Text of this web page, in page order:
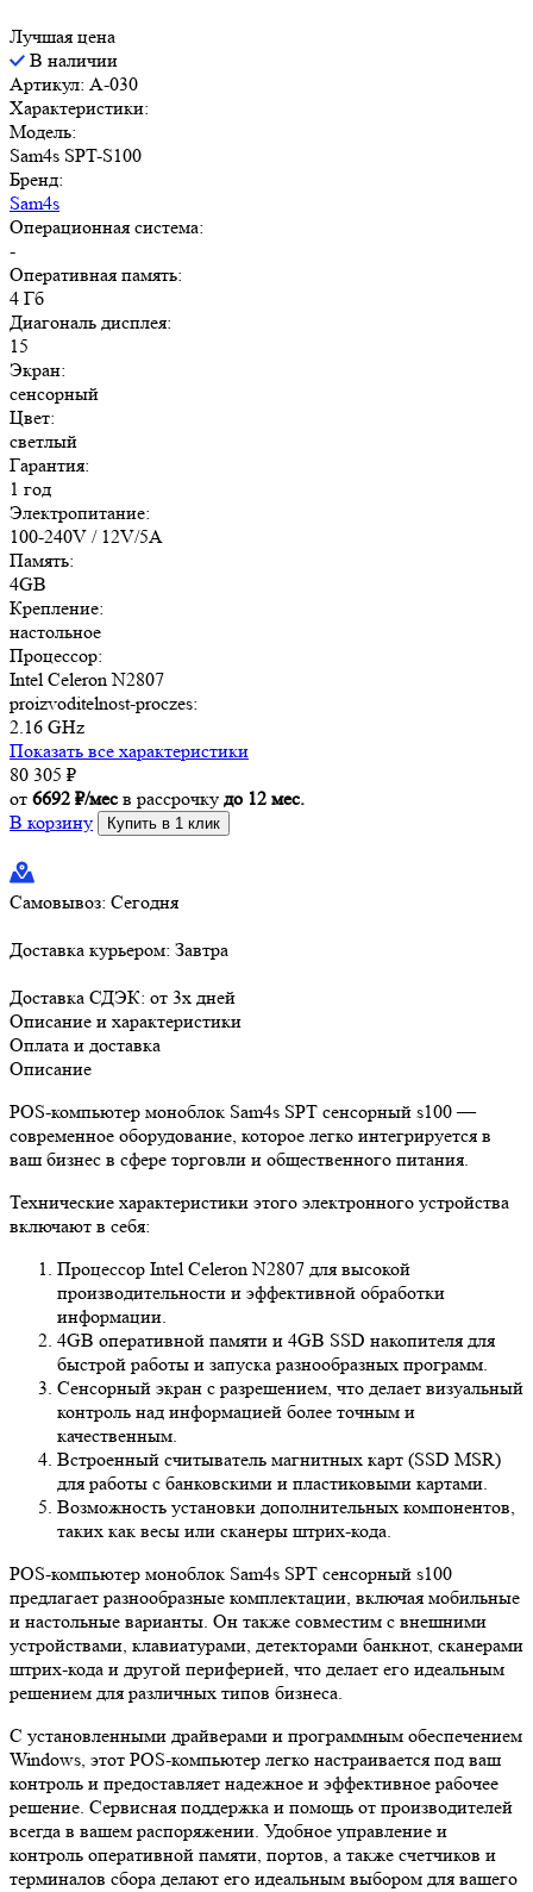
Лучшая цена
В наличии
Артикул: A-030
Характеристики:
Модель:
Sam4s SPT-S100
Бренд:
Sam4s
Операционная система:
-
Оперативная память:
4 Гб
Диагональ дисплея:
15
Экран:
сенсорный
Цвет:
светлый
Гарантия:
1 год
Электропитание:
100-240V / 12V/5A
Память:
4GB
Крепление:
настольное
Процессор:
Intel Celeron N2807
proizvoditelnost-proczes:
2.16 GHz
Показать все характеристики
80 305 ₽
от 6692 ₽/месв рассрочку до 12 мес.
В корзину
Купить в 1 клик
Самовывоз: Сегодня
Доставка курьером: Завтра
Доставка СДЭК: от 3х дней
Описание и характеристики
Оплата и доставка
Описание
POS-компьютер моноблок Sam4s SPT сенсорный s100 —
современное оборудование, которое легко интегрируется в
ваш бизнес в сфере торговли и общественного питания.
Технические характеристики этого электронного устройства
включают в себя:
Процессор Intel Celeron N2807 для высокой
производительности и эффективной обработки
информации.
4GB оперативной памяти и 4GB SSD накопителя для
быстрой работы и запуска разнообразных программ.
Сенсорный экран с разрешением, что делает визуальный
контроль над информацией более точным и
качественным.
Встроенный считыватель магнитных карт (SSD MSR)
для работы с банковскими и пластиковыми картами.
Возможность установки дополнительных компонентов,
таких как весы или сканеры штрих-кода.
POS-компьютер моноблок Sam4s SPT сенсорный s100
предлагает разнообразные комплектации, включая мобильные
и настольные варианты. Он также совместим с внешними
устройствами, клавиатурами, детекторами банкнот, сканерами
штрих-кода и другой периферией, что делает его идеальным
решением для различных типов бизнеса.
С установленными драйверами и программным обеспечением
Windows, этот POS-компьютер легко настраивается под ваш
контроль и предоставляет надежное и эффективное рабочее
решение. Сервисная поддержка и помощь от производителей
всегда в вашем распоряжении. Удобное управление и
контроль оперативной памяти, портов, а также счетчиков и
терминалов сбора делают его идеальным выбором для вашего